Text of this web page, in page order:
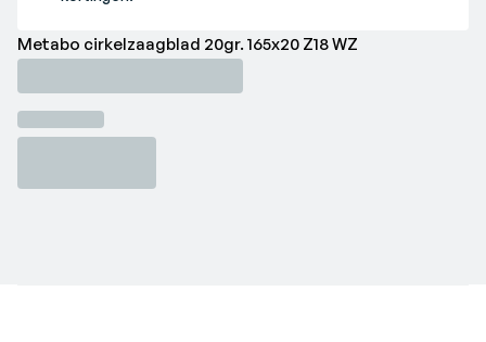
Metabo cirkelzaagblad 20gr. 165x20 Z18 WZ